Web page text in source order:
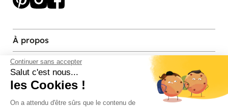
Continuer sans accepter
Salut c'est nous...
les Cookies !
On a attendu d'être sûrs que le contenu de
À propos
Services et contact
Magasins et Showrooms